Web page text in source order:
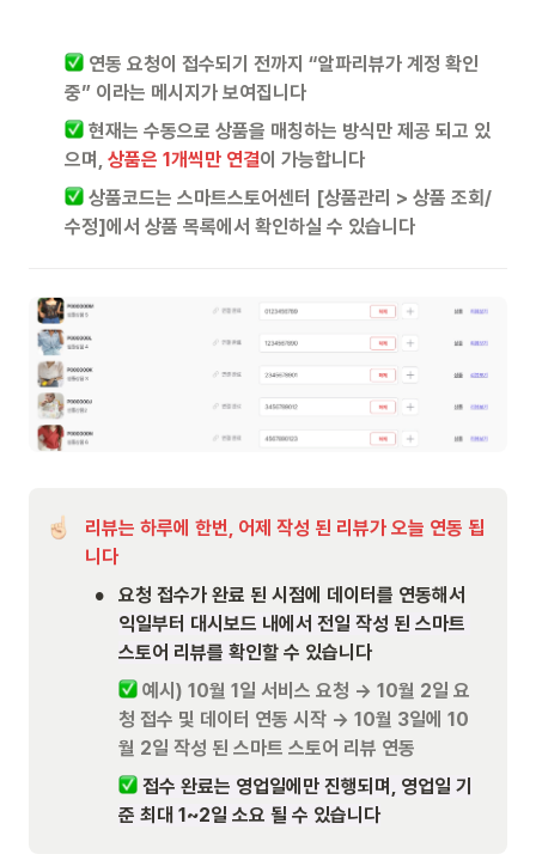
연동 요청이 접수되기 전까지 “알파리뷰가 계정 확인
중” 이라는 메시지가 보여집니다
현재는 수동으로 상품을 매칭하는 방식만 제공 되고 있
으며,
상품은 1개씩만 연결이 가능합니다
상품코드는 스마트스토어센터 [상품관리 > 상품 조회/
수정]에서 상품 목록에서 확인하실 수 있습니다
리뷰는 하루에 한번, 어제 작성 된 리뷰가 오늘 연동 됩
니다
•
익일부터 대시보드 내에서 전일 작성 된 스마트
스토어 리뷰를 확인할 수 있습니다
예시) 10월 1일 서비스 요청 → 10월 2일 요
청 접수 및 데이터 연동 시작 → 10월 3일에 10
월 2일 작성 된 스마트 스토어 리뷰 연동
접수 완료는 영업일에만 진행되며, 영업일 기
준 최대 1~2일 소요 될 수 있습니다